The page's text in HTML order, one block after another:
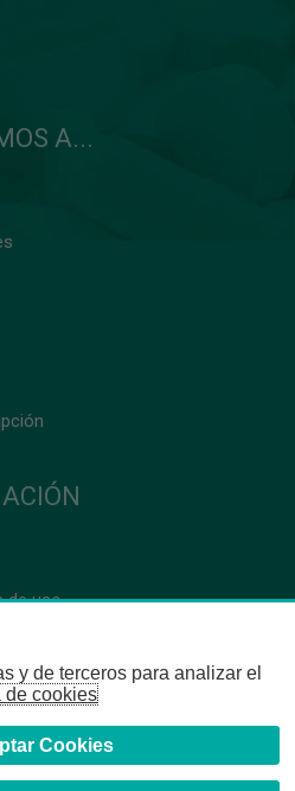
A...
de uso
y de terceros para analizar el
de cookies
Cookies